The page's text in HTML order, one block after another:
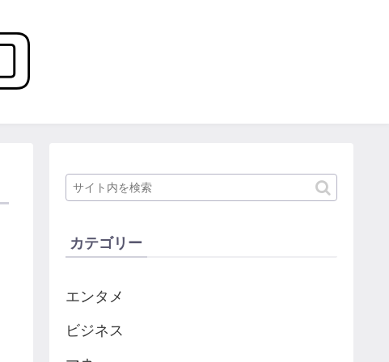
カテゴリー
エンタメ
ビジネス